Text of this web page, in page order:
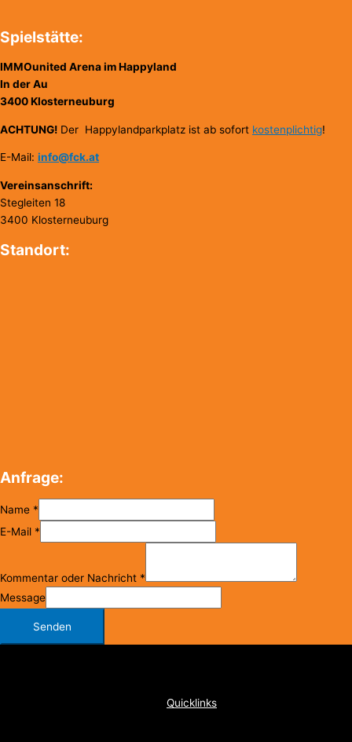
Spielstätte:
IMMOunited Arena im Happyland
In der Au
3400 Klosterneuburg
ACHTUNG! Der Happylandparkplatz ist ab sofort kostenplichtig!
E-Mail: info@fck.at
Vereinsanschrift:
Stegleiten 18
3400 Klosterneuburg
Standort:
Anfrage:
Name *
E-Mail *
Kommentar oder Nachricht *
Message
Senden
Quicklinks